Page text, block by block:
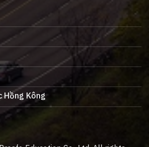
Hồng Kông